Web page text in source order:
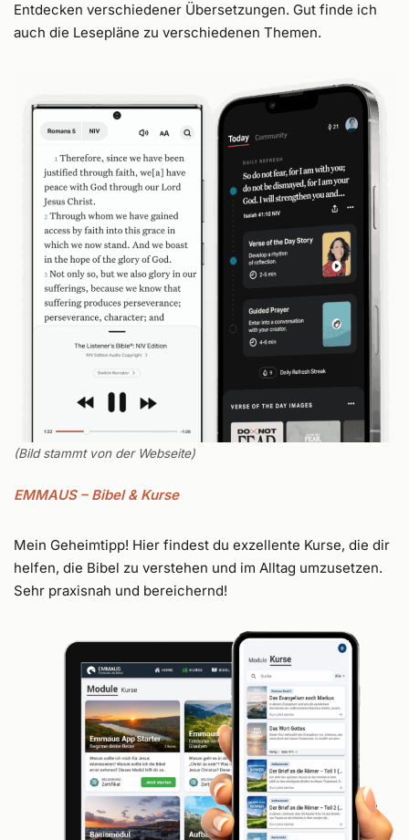
Entdecken verschiedener Übersetzungen. Gut finde ich
auch die Lesepläne zu verschiedenen Themen.
(Bild stammt von der Webseite)
EMMAUS – Bibel & Kurse
Mein Geheimtipp! Hier findest du exzellente Kurse, die dir
helfen, die Bibel zu verstehen und im Alltag umzusetzen.
Sehr praxisnah und bereichernd!